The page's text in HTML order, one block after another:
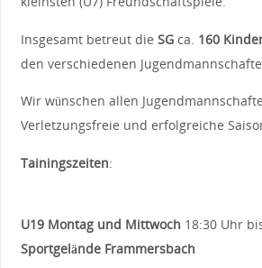
Insgesamt betreut die SGca. 160
den verschiedenen
Wir wünschen allen
Verletzungsfreie und erfolgreiche
Tainingszeiten:
U19 Montag und Mittwoch 18:30 Uhr
Sportgelände Frammersbach